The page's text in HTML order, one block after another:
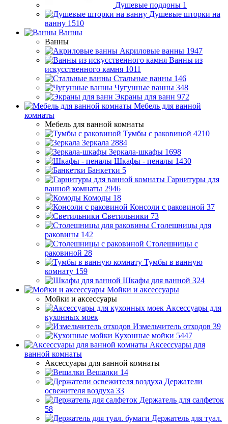
Душевые поддоны 1
Душевые шторки на
ванну 1510
Ванны
Ванны
Акриловые ванны 1947
Ванны из
искусственного камня 1011
Стальные ванны 146
Чугунные ванны 348
Экраны для ванн 972
Мебель для ванной
комнаты
Мебель для ванной комнаты
Тумбы с раковиной 4210
Зеркала 2884
Зеркала-шкафы 1698
Шкафы - пеналы 1430
Банкетки 5
Гарнитуры для
ванной комнаты 2946
Комоды 18
Консоли с раковиной 37
Светильники 73
Столешницы для
раковины 142
Столешницы с
раковиной 28
Тумбы в ванную
комнату 159
Шкафы для ванной 324
Мойки и аксессуары
Мойки и аксессуары
Аксессуары для
кухонных моек
Измельчитель отходов 39
Кухонные мойки 5447
Аксессуары для
ванной комнаты
Аксессуары для ванной комнаты
Вешалки 14
Держатели
освежителя воздуха 33
Держатель для салфеток
58
Держатель для туал.